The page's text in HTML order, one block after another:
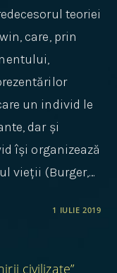
teoriei
care, prin
un individ le
dar și
își organizează
vieții (Burger,…
1 IULIE 2019